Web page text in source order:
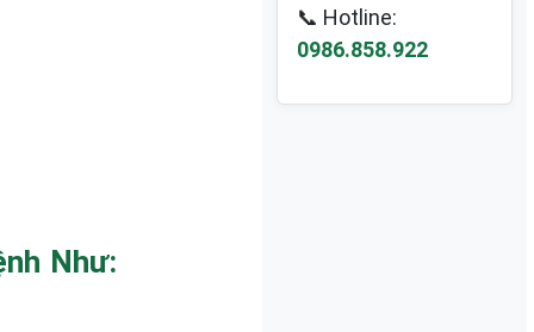
Như:
📞 Hotline:
0986.858.922